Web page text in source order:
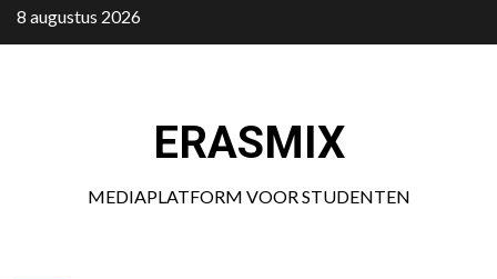
Ga
naar
8 augustus 2026
ERASMIX
MEDIAPLATFORM VOOR STUDENTEN